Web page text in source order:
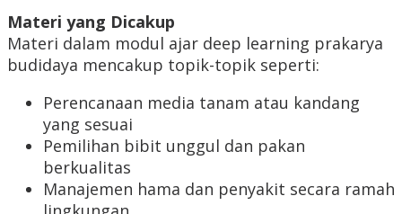
Materi yang Dicakup
Materi dalam modul ajar deep learning prakarya
budidaya mencakup topik-topik seperti:
Perencanaan media tanam atau kandang
yang sesuai
Pemilihan bibit unggul dan pakan
berkualitas
Manajemen hama dan penyakit secara ramah